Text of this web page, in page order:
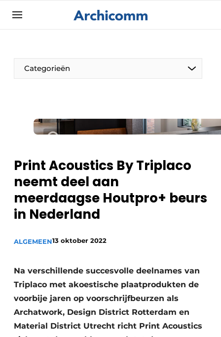
Aanmelden
ArchiComm | Magazine over architectuur,
interieur- & landschapsarchitectuur
Nieuwsbrief
Privacy / Cookie statement
Vacature aanmelden
Vacatures
Video’s
Categorieën
De Pen
Print Acoustics By Triplaco
neemt deel aan
meerdaagse Houtpro+ beurs
in Nederland
ALGEMEEN13 oktober 2022
Na verschillende succesvolle deelnames van
Triplaco met akoestische plaatprodukten de
voorbije jaren op voorschrijfbeurzen als
Archatwork, Design District Rotterdam en
Material District Utrecht richt Print Acoustics